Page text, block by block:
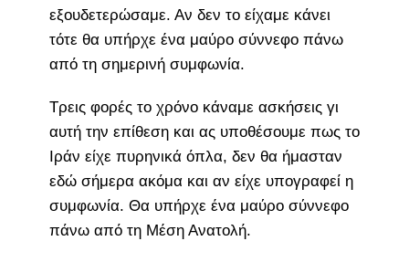
εξουδετερώσαμε. Αν δεν το είχαμε κάνει
τότε θα υπήρχε ένα μαύρο σύννεφο πάνω
από τη σημερινή συμφωνία.
Τρεις φορές το χρόνο κάναμε ασκήσεις γι
αυτή την επίθεση και ας υποθέσουμε πως το
Ιράν είχε πυρηνικά όπλα, δεν θα ήμασταν
εδώ σήμερα ακόμα και αν είχε υπογραφεί η
συμφωνία. Θα υπήρχε ένα μαύρο σύννεφο
πάνω από τη Μέση Ανατολή.